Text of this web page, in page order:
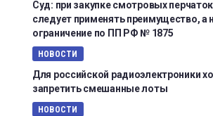
Суд: при закупке смотровых перчаток
следует применять преимущество, а
ограничение по ПП РФ № 1875
НОВОСТИ
Для российской радиоэлектроники
запретить смешанные лоты
НОВОСТИ